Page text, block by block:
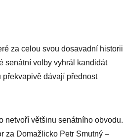
za celou svou dosavadní historii
senátní volby vyhrál kandidát
překvapivě dávají přednost
netvoří většinu senátního obvodu.
za Domažlicko Petr Smutný –